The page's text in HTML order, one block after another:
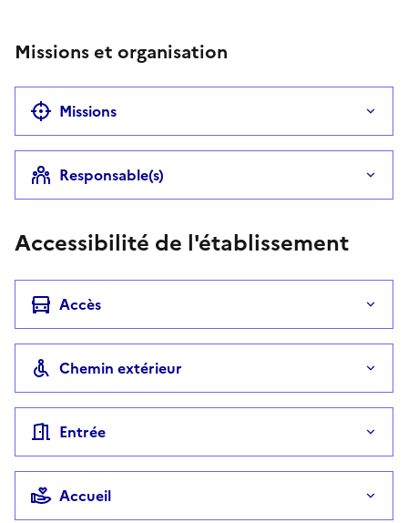
Missions et organisation
Missions
Responsable(s)
Accessibilité de l'établissement
Accès
Chemin extérieur
Entrée
Accueil